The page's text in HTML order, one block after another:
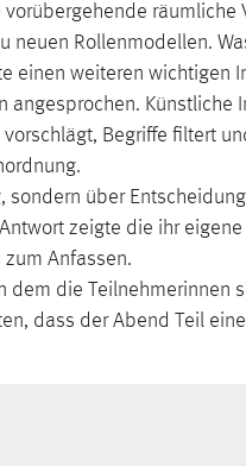
Rollenmodellen.
einen weiteren wichtigen
angesprochen.
Begriffe filtert
über
zeigte die ihr
Anfassen.
dem die
dass der Abend Teil